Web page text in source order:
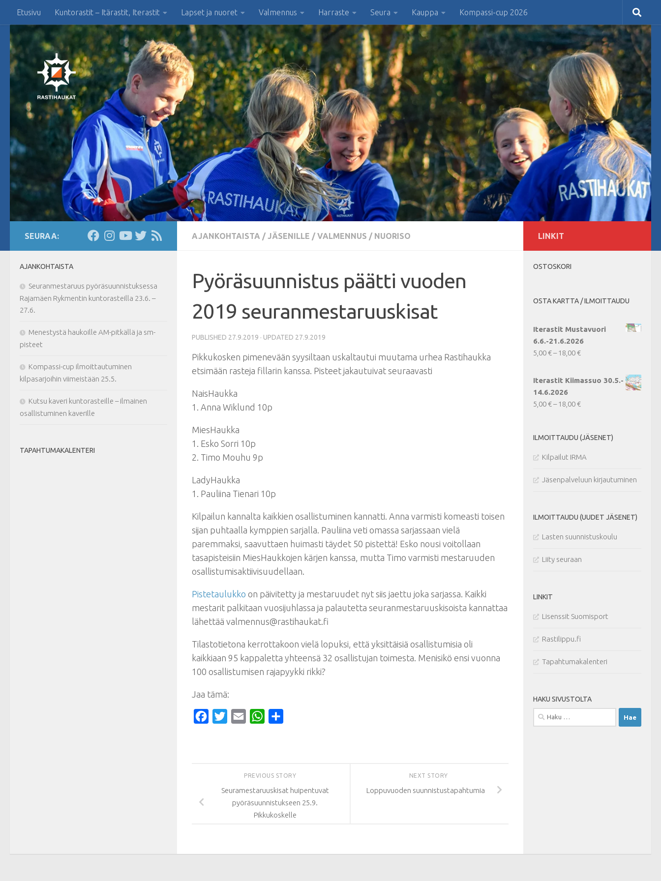
Skip to content
Etusivu Kuntorastit – Itärastit, Iterastit Lapset ja nuoret Valmennus Harraste Seura Kauppa Kompassi-cup 2026
AJANKOHTAISTA / JÄSENILLE / VALMENNUS / NUORISO
Pyöräsuunnistus päätti vuoden
2019 seuranmestaruuskisat
PUBLISHED 27.9.2019 · UPDATED 27.9.2019
Pikkukosken pimenevään syysiltaan uskaltautui muutama urhea Rastihaukka
etsimään rasteja fillarin kanssa. Pisteet jakautuivat seuraavasti
NaisHaukka
1. Anna Wiklund 10p
MiesHaukka
1. Esko Sorri 10p
2. Timo Mouhu 9p
LadyHaukka
1. Pauliina Tienari 10p
Kilpailun kannalta kaikkien osallistuminen kannatti. Anna varmisti komeasti toisen
sijan puhtaalla kymppien sarjalla. Pauliina veti omassa sarjassaan vielä
paremmaksi, saavuttaen huimasti täydet 50 pistettä! Esko nousi voitollaan
tasapisteisiin MiesHaukkojen kärjen kanssa, mutta Timo varmisti mestaruuden
osallistumisaktiivisuudellaan.
Pistetaulukko on päivitetty ja mestaruudet nyt siis jaettu joka sarjassa. Kaikki
mestarit palkitaan vuosijuhlassa ja palautetta seuranmestaruuskisoista kannattaa
lähettää valmennus@rastihaukat.fi
Tilastotietona kerrottakoon vielä lopuksi, että yksittäisiä osallistumisia oli
kaikkiaan 95 kappaletta yhteensä 32 osallistujan toimesta. Menisikö ensi vuonna
100 osallistumisen rajapyykki rikki?
Jaa tämä:
FacebookTwitterEmail WhatsApp
NEXT STORY
Loppuvuoden suunnistustapahtumia
PREVIOUS STORY
Seuramestaruuskisat huipentuvat
pyöräsuunnistukseen 25.9.
Pikkukoskelle
SEURAA:
AJANKOHTAISTA
Seuranmestaruus pyöräsuunnistuksessa
Rajamäen Rykmentin kuntorasteilla 23.6. –
27.6.
Menestystä haukoille AM-pitkällä ja sm-
pisteet
Kompassi-cup ilmoittautuminen
kilpasarjoihin viimeistään 25.5.
Kutsu kaveri kuntorasteille – ilmainen
osallistuminen kaverille
TAPAHTUMAKALENTERI
LINKIT
OSTOSKORI
OSTA KARTTA / ILMOITTAUDU
Iterastit Mustavuori
6.6.-21.6.2026
5,00€– 18,00€Hintaluokka:
Iterastit Kiimassuo 30.5.-
14.6.2026
5,00€– 18,00€Hintaluokka:
18,00 €
ILMOITTAUDU (JÄSENET)
Kilpailut IRMA
Jäsenpalveluun kirjautuminen
ILMOITTAUDU (UUDET JÄSENET)
Lasten suunnistuskoulu
Liity seuraan
LINKIT
Lisenssit Suomisport
Rastilippu.fi
Tapahtumakalenteri
HAKU SIVUSTOLTA
Haku: